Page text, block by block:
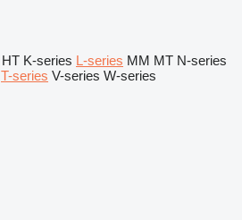
HT K-series L-series MM MT N-series
T-series V-series W-series